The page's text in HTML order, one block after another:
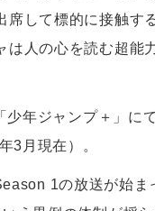
席して標的に接触す
は人の心を読む超能
少年ジャンプ＋」に
3月現在）。
1の放送が始